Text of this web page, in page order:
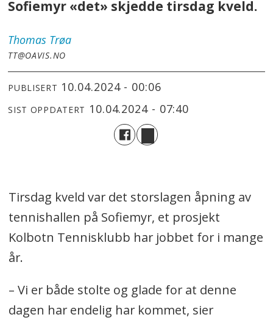
Sofiemyr «det» skjedde tirsdag kveld.
Thomas Trøa
TT@OAVIS.NO
PUBLISERT 10.04.2024 - 00:06
SIST OPPDATERT 10.04.2024 - 07:40
Tirsdag kveld var det storslagen åpning av
tennishallen på Sofiemyr, et prosjekt
Kolbotn Tennisklubb har jobbet for i mange
år.
– Vi er både stolte og glade for at denne
dagen har endelig har kommet, sier